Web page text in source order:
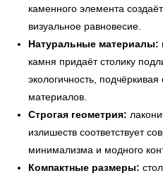
каменного элемента
визуальное равновесие.
Натуральные материалы:
камня придаёт столику
экологичность,
материалов.
Строгая геометрия:
излишеств соответствует
минимализма и модного
Компактные размеры: